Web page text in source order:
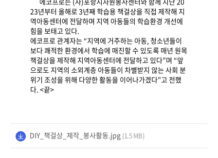
23년부터 올해로3년째 학습용 책걸상을 직접 제작해 지
역아동센터에 전달하며 지역 아동들의 학습환경 개선에
힘을 보태고 있다.
에코프로 관계자는 “지역에 거주하는 아동, 청소년들이
보다 쾌적한 환경에서 학습에 매진할 수 있도록 매년 원목
책걸상을 제작해 지역아동센터에 전달하고 있다”며 “앞
으로도 지역의 소외계층 아동들이 차별받지 않는 사회 분
위기 조성을 위해 다양한 활동을 이어나가겠다”고 전했
다. <끝>
DIY_책걸상_제작_봉사활동.jpg (1.5 MB)